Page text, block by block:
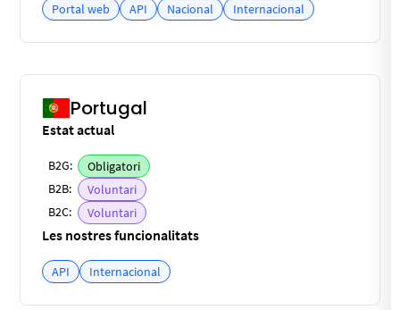
Portal web API Nacional Internacional
Portugal
Estat actual
B2G:
Obligatori
B2B:
Voluntari
B2C:
Voluntari
Les nostres funcionalitats
API Internacional